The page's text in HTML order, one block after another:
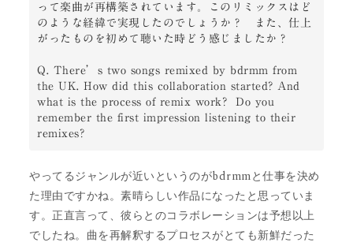
って楽曲が再構築されています。このリミックスはど
のような経緯で実現したのでしょうか？　また、仕上
がったものを初めて聴いた時どう感じましたか？
Q. There’s two songs remixed by bdrmm from
the UK. How did this collaboration started? And
what is the process of remix work?  Do you
remember the first impression listening to their
remixes?
やってるジャンルが近いというのがbdrmmと仕事を決め
た理由ですかね。素晴らしい作品になったと思っていま
す。正直言って、彼らとのコラボレーションは予想以上
でしたね。曲を再解釈するプロセスがとても新鮮だった